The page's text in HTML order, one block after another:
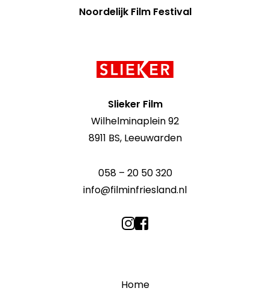
Noordelijk Film Festival
Slieker Film
Wilhelminaplein 92
8911 BS, Leeuwarden
058 – 20 50 320
info@filminfriesland.nl
Home